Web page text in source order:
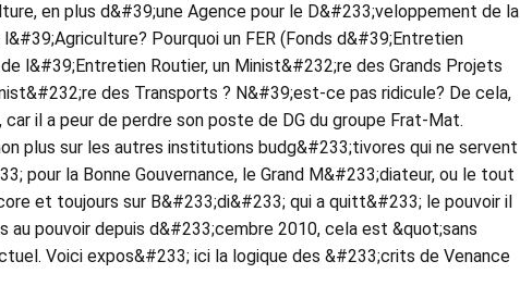
en plus d&#39;une Agence pour le D&#233;veloppement de la
Pourquoi un FER (Fonds d&#39;Entretien
l&#39;Entretien Routier, un Minist&#232;re des Grands Projets
des Transports ? N&#39;est-ce pas ridicule? De cela,
il a peur de perdre son poste de DG du groupe Frat-Mat.
plus sur les autres institutions budg&#233;tivores qui ne servent
pour la Bonne Gouvernance, le Grand M&#233;diateur, ou le tout
et toujours sur B&#233;di&#233; qui a quitt&#233; le pouvoir il
au pouvoir depuis d&#233;cembre 2010, cela est &quot;sans
Voici expos&#233; ici la logique des &#233;crits de Venance